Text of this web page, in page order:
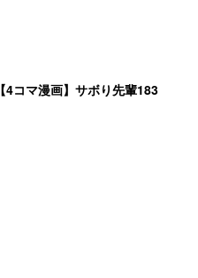
【4コマ漫画】サボり先輩183